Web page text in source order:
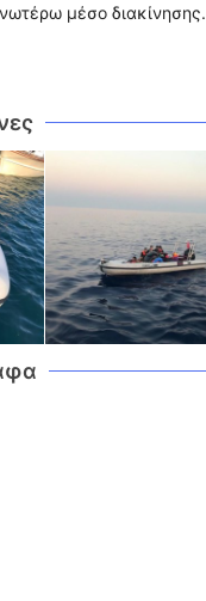
μέσο διακίνησης.